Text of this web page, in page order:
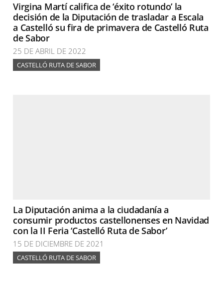
Virgina Martí califica de ‘éxito rotundo’ la
decisión de la Diputación de trasladar a Escala
a Castelló su fira de primavera de Castelló Ruta
de Sabor
25 DE ABRIL DE 2022
CASTELLÓ RUTA DE SABOR
La Diputación anima a la ciudadanía a
consumir productos castellonenses en Navidad
con la II Feria ‘Castelló Ruta de Sabor’
15 DE DICIEMBRE DE 2021
CASTELLÓ RUTA DE SABOR